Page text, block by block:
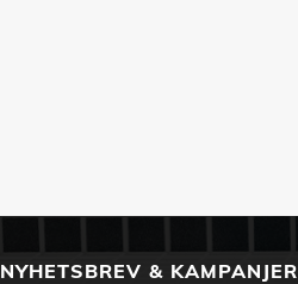
NYHETSBREV & KAMPANJER